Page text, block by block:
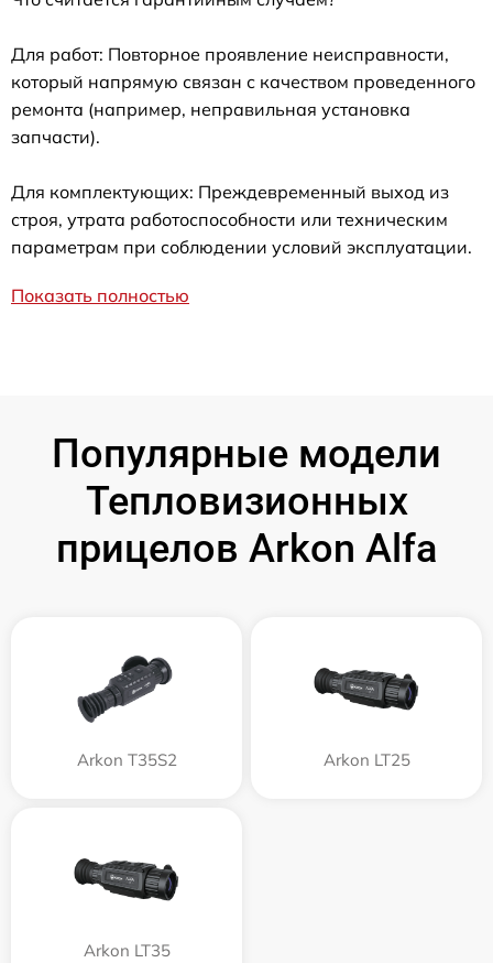
Для работ: Повторное проявление неисправности,
который напрямую связан с качеством проведенного
ремонта (например, неправильная установка
запчасти).
Для комплектующих: Преждевременный выход из
строя, утрата работоспособности или техническим
параметрам при соблюдении условий эксплуатации.
Показать полностью
Популярные модели
Тепловизионных
прицелов Arkon Alfa
Arkon T35S2 Arkon LT25
Arkon LT35